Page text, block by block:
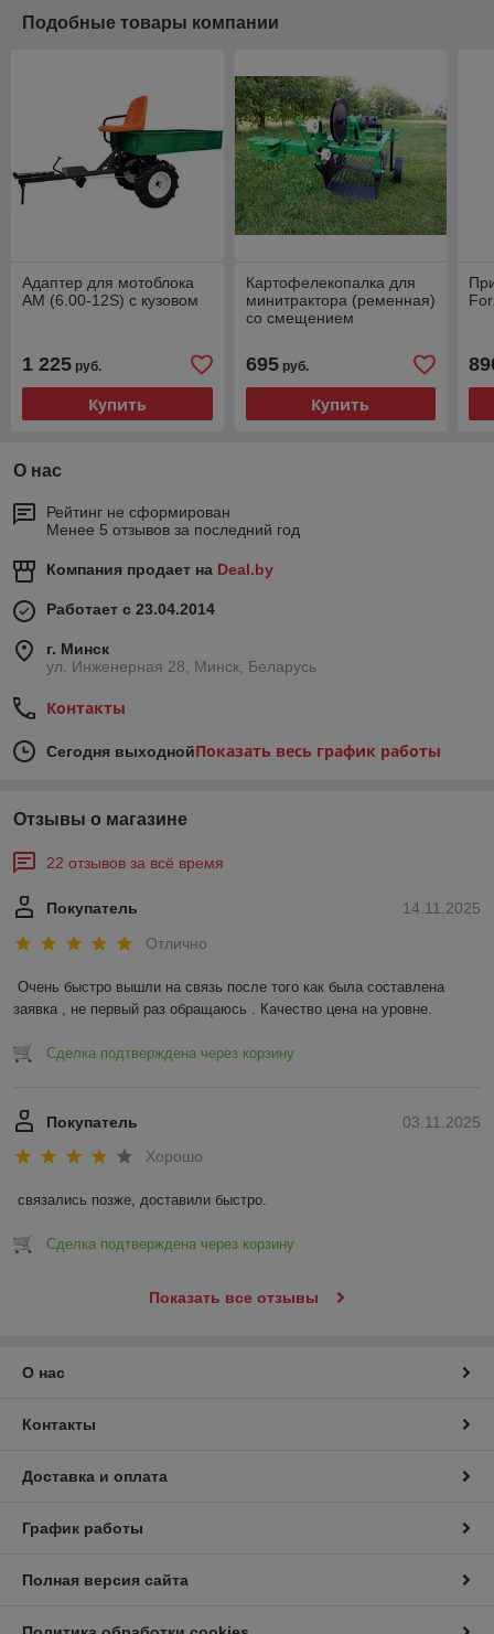
Подобные товары компании
Адаптер для мотоблока
АМ (6.00-12S) с кузовом
1 225 руб.
Купить
Картофелекопалка для
минитрактора (ременная)
со смещением
695руб.
Купить
О нас
Рейтинг не сформирован
Менее 5 отзывов за последний год
Компания продает на Deal.by
Работает с 23.04.2014
г. Минск
ул. Инженерная 28, Минск, Беларусь
Контакты
Сегодня выходнойПоказать весь график работы
Отзывы о магазине
22 отзывов за всё время
14.11.2025
Покупатель
Отлично
Очень быстро вышли на связь после того как была составлена
заявка , не первый раз обращаюсь . Качество цена на уровне.
Сделка подтверждена через корзину
03.11.2025
Покупатель
Хорошо
связались позже, доставили быстро.
Сделка подтверждена через корзину
Показать все отзывы
О нас
Контакты
Доставка и оплата
График работы
Полная версия сайта